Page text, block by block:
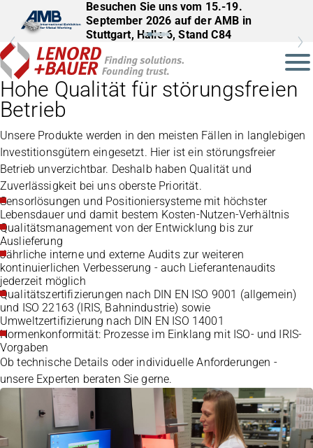
Besuchen Sie uns vom 15.-19.
September 2026 auf der AMB in
Stuttgart, Halle 6, Stand C84
Hohe Qualität für störungsfreien
Betrieb
Unsere Produkte werden in den meisten Fällen in langlebigen
Investitionsgütern eingesetzt. Hier ist ein störungsfreier
Betrieb unverzichtbar. Deshalb haben Qualität und
Zuverlässigkeit bei uns oberste Priorität.
Sensorlösungen und Positioniersysteme mit höchster
Lebensdauer und damit bestem Kosten-Nutzen-Verhältnis
Qualitätsmanagement von der Entwicklung bis zur
Auslieferung
Jährliche interne und externe Audits zur weiteren
kontinuierlichen Verbesserung - auch Lieferantenaudits
jederzeit möglich
Qualitätszertifizierungen nach DIN EN ISO 9001 (allgemein)
und ISO 22163 (IRIS, Bahnindustrie) sowie
Umweltzertifizierung nach DIN EN ISO 14001
Normenkonformität: Prozesse im Einklang mit ISO- und IRIS-
Vorgaben
Ob technische Details oder individuelle Anforderungen -
unsere Experten beraten Sie gerne.